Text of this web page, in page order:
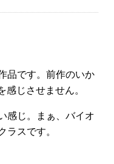
品です。前作のいか
じさせません。
感じ。まぁ、バイオ
ラスです。